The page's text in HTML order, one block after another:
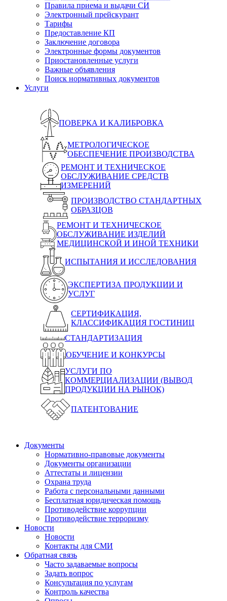
Правила приема и выдачи СИ
Электронный прейскурант
Тарифы
Предоставление КП
Заключение договора
Электронные формы документов
Приостановленные услуги
Важные объявления
Поиск нормативных документов
Услуги
ПОВЕРКА И КАЛИБРОВКА
МЕТРОЛОГИЧЕСКОЕ
ОБЕСПЕЧЕНИЕ ПРОИЗВОДСТВА
РЕМОНТ И ТЕХНИЧЕСКОЕ
ОБСЛУЖИВАНИЕ СРЕДСТВ
ИЗМЕРЕНИЙ
ПРОИЗВОДСТВО СТАНДАРТНЫХ
ОБРАЗЦОВ
РЕМОНТ И ТЕХНИЧЕСКОЕ
ОБСЛУЖИВАНИЕ ИЗДЕЛИЙ
МЕДИЦИНСКОЙ И ИНОЙ ТЕХНИКИ
ИСПЫТАНИЯ И ИССЛЕДОВАНИЯ
ЭКСПЕРТИЗА ПРОДУКЦИИ И
УСЛУГ
СЕРТИФИКАЦИЯ,
КЛАССИФИКАЦИЯ ГОСТИНИЦ
СТАНДАРТИЗАЦИЯ
ОБУЧЕНИЕ И КОНКУРСЫ
УСЛУГИ ПО
КОММЕРЦИАЛИЗАЦИИ (ВЫВОД
ПРОДУКЦИИ НА РЫНОК)
ПАТЕНТОВАНИЕ
Документы
Нормативно-правовые документы
Документы организации
Аттестаты и лицензии
Охрана труда
Работа с персональными данными
Бесплатная юридическая помощь
Противодействие коррупции
Противодействие терроризму
Новости
Новости
Контакты для СМИ
Обратная связь
Часто задаваемые вопросы
Задать вопрос
Консультация по услугам
Контроль качества